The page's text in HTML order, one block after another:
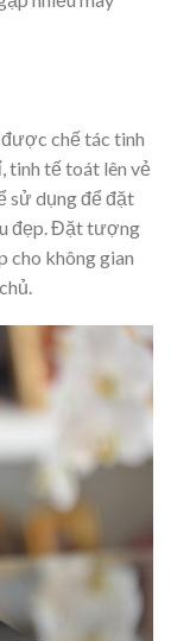
chế tác tinh
tinh tế toát lên vẻ
sử dụng để đặt
đẹp. Đặt tượng
cho không gian